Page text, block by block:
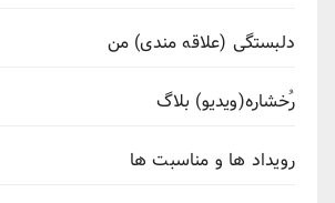
دلبستگی (علاقه مندی) من
رُخشاره(ویدیو) بلاگ
رویداد ها و مناسبت ها